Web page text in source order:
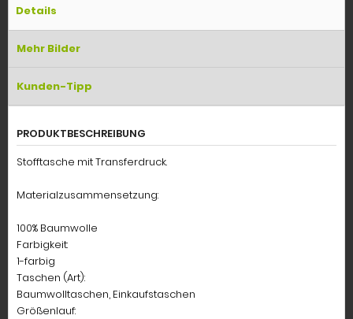
Details
Mehr Bilder
Kunden-Tipp
PRODUKTBESCHREIBUNG
Stofftasche mit Transferdruck.
Materialzusammensetzung:
100% Baumwolle
Farbigkeit:
1-farbig
Taschen (Art):
Baumwolltaschen, Einkaufstaschen
Größenlauf: